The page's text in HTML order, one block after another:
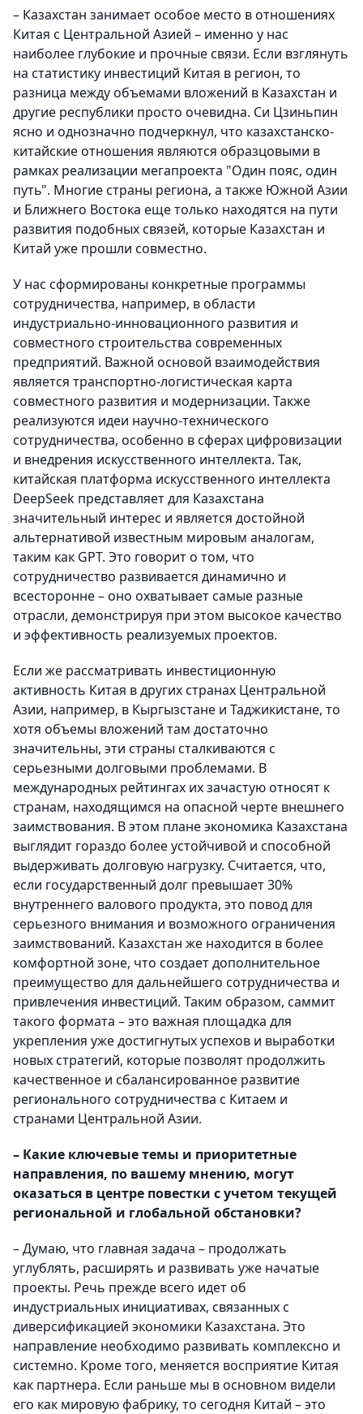
– Казахстан занимает особое место в отношениях
Китая с Центральной Азией – именно у нас
наиболее глубокие и прочные связи. Если взглянуть
на статистику инвестиций Китая в регион, то
разница между объемами вложений в Казахстан и
другие республики просто очевидна. Си Цзиньпин
ясно и однозначно подчеркнул, что казахстанско-
китайские отношения являются образцовыми в
рамках реализации мегапроекта "Один пояс, один
путь". Многие страны региона, а также Южной Азии
и Ближнего Востока еще только находятся на пути
развития подобных связей, которые Казахстан и
Китай уже прошли совместно.
У нас сформированы конкретные программы
сотрудничества, например, в области
индустриально-инновационного развития и
совместного строительства современных
предприятий. Важной основой взаимодействия
является транспортно-логистическая карта
совместного развития и модернизации. Также
реализуются идеи научно-технического
сотрудничества, особенно в сферах цифровизации
и внедрения искусственного интеллекта. Так,
китайская платформа искусственного интеллекта
DeepSeek представляет для Казахстана
значительный интерес и является достойной
альтернативой известным мировым аналогам,
таким как GPT. Это говорит о том, что
сотрудничество развивается динамично и
всесторонне – оно охватывает самые разные
отрасли, демонстрируя при этом высокое качество
и эффективность реализуемых проектов.
Если же рассматривать инвестиционную
активность Китая в других странах Центральной
Азии, например, в Кыргызстане и Таджикистане, то
хотя объемы вложений там достаточно
значительны, эти страны сталкиваются с
серьезными долговыми проблемами. В
международных рейтингах их зачастую относят к
странам, находящимся на опасной черте внешнего
заимствования. В этом плане экономика Казахстана
выглядит гораздо более устойчивой и способной
выдерживать долговую нагрузку. Считается, что,
если государственный долг превышает 30%
внутреннего валового продукта, это повод для
серьезного внимания и возможного ограничения
заимствований. Казахстан же находится в более
комфортной зоне, что создает дополнительное
преимущество для дальнейшего сотрудничества и
привлечения инвестиций. Таким образом, саммит
такого формата – это важная площадка для
укрепления уже достигнутых успехов и выработки
новых стратегий, которые позволят продолжить
качественное и сбалансированное развитие
регионального сотрудничества с Китаем и
странами Центральной Азии.
– Какие ключевые темы и приоритетные
направления, по вашему мнению, могут
оказаться в центре повестки с учетом текущей
региональной и глобальной обстановки?
– Думаю, что главная задача – продолжать
углублять, расширять и развивать уже начатые
проекты. Речь прежде всего идет об
индустриальных инициативах, связанных с
диверсификацией экономики Казахстана. Это
направление необходимо развивать комплексно и
системно. Кроме того, меняется восприятие Китая
как партнера. Если раньше мы в основном видели
его как мировую фабрику, то сегодня Китай – это